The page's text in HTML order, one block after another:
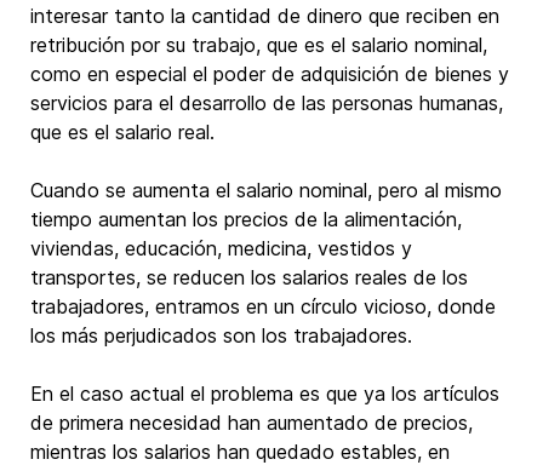
interesar tanto la cantidad de dinero que reciben en
retribución por su trabajo, que es el salario nominal,
como en especial el poder de adquisición de bienes y
servicios para el desarrollo de las personas humanas,
que es el salario real.
Cuando se aumenta el salario nominal, pero al mismo
tiempo aumentan los precios de la alimentación,
viviendas, educación, medicina, vestidos y
transportes, se reducen los salarios reales de los
trabajadores, entramos en un círculo vicioso, donde
los más perjudicados son los trabajadores.
En el caso actual el problema es que ya los artículos
de primera necesidad han aumentado de precios,
mientras los salarios han quedado estables, en